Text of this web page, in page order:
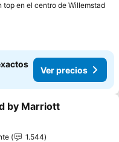
top en el centro de Willemstad
Ver precios
a favoritos
by Marriott
1.544